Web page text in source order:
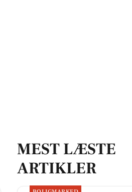
MEST LÆSTE
ARTIKLER